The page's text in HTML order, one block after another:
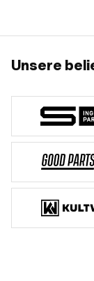
Unsere